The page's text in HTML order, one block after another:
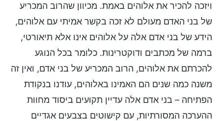
ויזכה להכיר את אלוהים באמת. מכיוון שהרוב המכריע
של בני האדם מעולם לא זכה בקשר אמיתי עם אלוהים,
הידע של בני אדם אלה על אלוהים אינו אלא תיאורטי,
ברמה של מכתבים ודוקטרינות. כלומר בכל הנוגע
להכרתם את אלוהים, הרוב המכריע של בני אדם, ואין זה
משנה כמה שנים הם האמינו באלוהים, עודנו בנקודת
הפתיחה – בני אדם אלה עדיין תקועים ביסוד מחוות
ההערכה המסורתיות, עם קישוטים בצבעים אגדיים